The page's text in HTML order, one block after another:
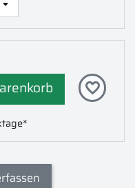
favorite_border